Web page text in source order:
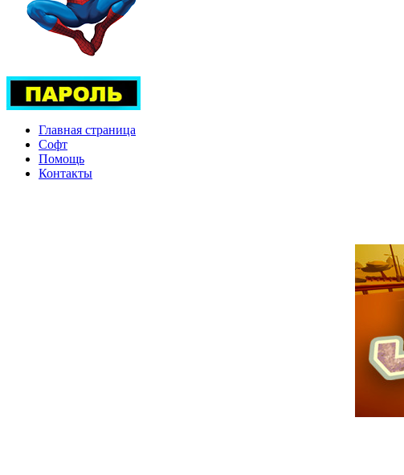
Главная страница
Софт
Помощь
Контакты